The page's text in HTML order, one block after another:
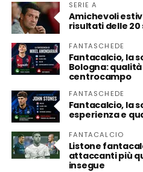
SERIE A
Amichevoli
risultati delle 20
FANTASCHEDE
Fantacalcio, la
Bologna:
centrocampo
FANTASCHEDE
Fantacalcio, la
esperienza e
FANTACALCIO
Listone
attaccanti più
insegue